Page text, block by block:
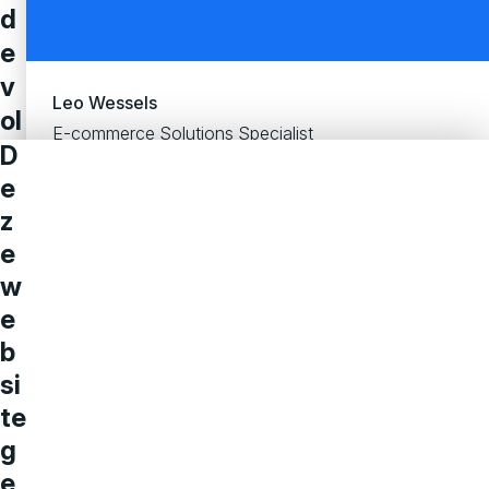
d
e
v
ol
g
e
n
d
e
st
a
p
?
Een
Leo Wessels
E-commerce Solutions Specialist
D
e
z
e
w
e
b
si
te
g
e